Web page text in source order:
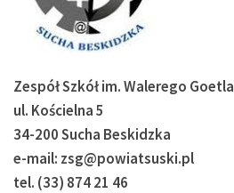
Zespół Szkół im. Walerego Goetla
ul. Kościelna 5
34-200 Sucha Beskidzka
e-mail: zsg@powiatsuski.pl
tel. (33) 874 21 46